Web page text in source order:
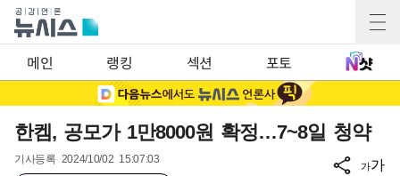
메인 랭킹 섹션 포토
한켐, 공모가 1만8000원 확정…7~8일 청약
기사등록 2024/10/02 15:07:03
가가